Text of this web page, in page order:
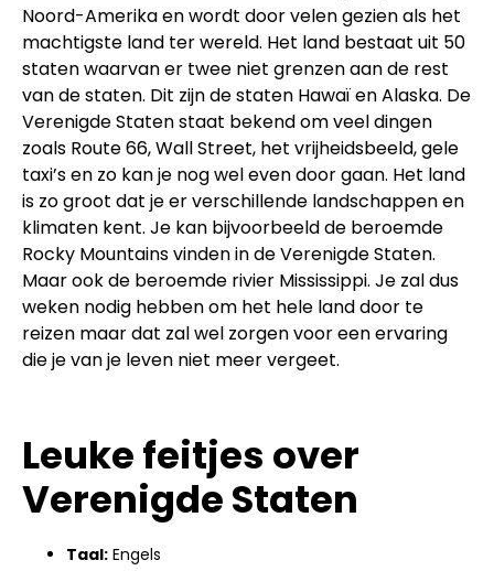
Noord-Amerika en wordt door velen gezien als het
machtigste land ter wereld. Het land bestaat uit 50
staten waarvan er twee niet grenzen aan de rest
van de staten. Dit zijn de staten Hawaï en Alaska. De
Verenigde Staten staat bekend om veel dingen
zoals Route 66, Wall Street, het vrijheidsbeeld, gele
taxi’s en zo kan je nog wel even door gaan. Het land
is zo groot dat je er verschillende landschappen en
klimaten kent. Je kan bijvoorbeeld de beroemde
Rocky Mountains vinden in de Verenigde Staten.
Maar ook de beroemde rivier Mississippi. Je zal dus
weken nodig hebben om het hele land door te
reizen maar dat zal wel zorgen voor een ervaring
die je van je leven niet meer vergeet.
Leuke feitjes over
Verenigde Staten
Taal: Engels